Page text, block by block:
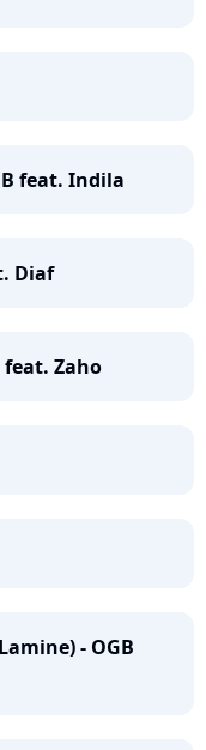
feat. Indila
Diaf
feat. Zaho
- OGB